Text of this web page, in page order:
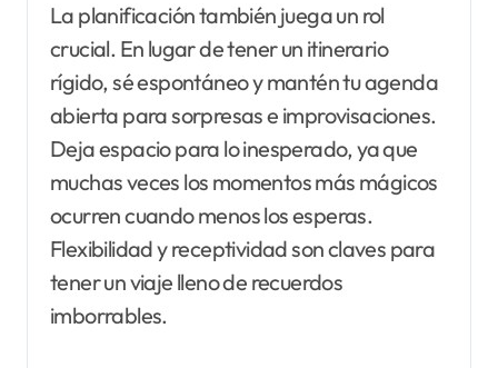
La planificación también juega un rol
crucial. En lugar de tener un itinerario
rígido, sé espontáneo y mantén tu agenda
abierta para sorpresas e improvisaciones.
Deja espacio para lo inesperado, ya que
muchas veces los momentos más mágicos
ocurren cuando menos los esperas.
Flexibilidad y receptividad son claves para
tener un viaje lleno de recuerdos
imborrables.